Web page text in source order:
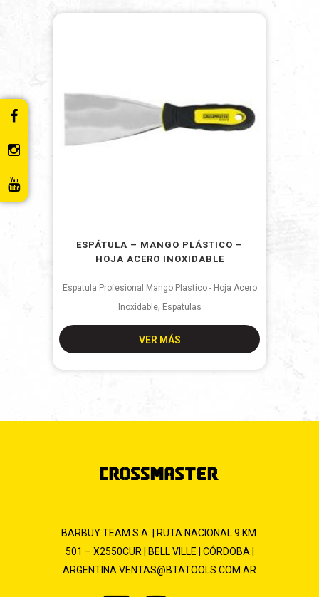
ESPÁTULA – MANGO PLÁSTICO –
HOJA ACERO INOXIDABLE
Espatula Profesional Mango Plastico - Hoja Acero
Inoxidable, Espatulas
VER MÁS
BARBUY TEAM S.A. | RUTA NACIONAL 9 KM.
501 – X2550CUR | BELL VILLE | CÓRDOBA |
ARGENTINA VENTAS@BTATOOLS.COM.AR